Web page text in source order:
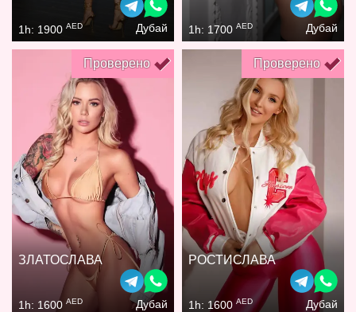
1h: 1900 AED Дубай 1h: 1700 AED Дубай
Проверено
ЗЛАТОСЛАВА
1h: 1600 AED Дубай
Проверено
РОСТИСЛАВА
1h: 1600 AED Дубай